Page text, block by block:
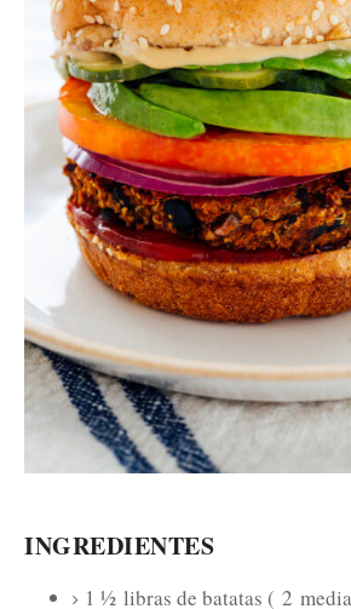
INGREDIENTES
1 ½ libras de batatas ( 2